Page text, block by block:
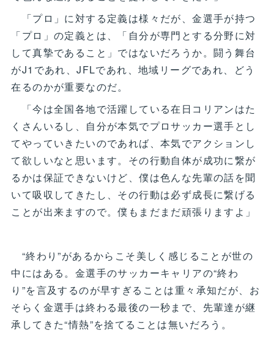
「プロ」に対する定義は様々だが、金選手が持つ
「プロ」の定義とは、「自分が専門とする分野に対
して真摯であること」ではないだろうか。闘う舞台
がJ1であれ、JFLであれ、地域リーグであれ、どう
在るのかが重要なのだ。
「今は全国各地で活躍している在日コリアンはた
くさんいるし、自分が本気でプロサッカー選手とし
てやっていきたいのであれば、本気でアクションし
て欲しいなと思います。その行動自体が成功に繋が
るかは保証できないけど、僕は色んな先輩の話を聞
いて吸収してきたし、その行動は必ず成長に繋げる
ことが出来ますので。僕もまだまだ頑張りますよ」
“終わり”があるからこそ美しく感じることが世の
中にはある。金選手のサッカーキャリアの“終わ
り”を言及するのが早すぎることは重々承知だが、お
そらく金選手は終わる最後の一秒まで、先輩達が継
承してきた“情熱”を捨てることは無いだろう。